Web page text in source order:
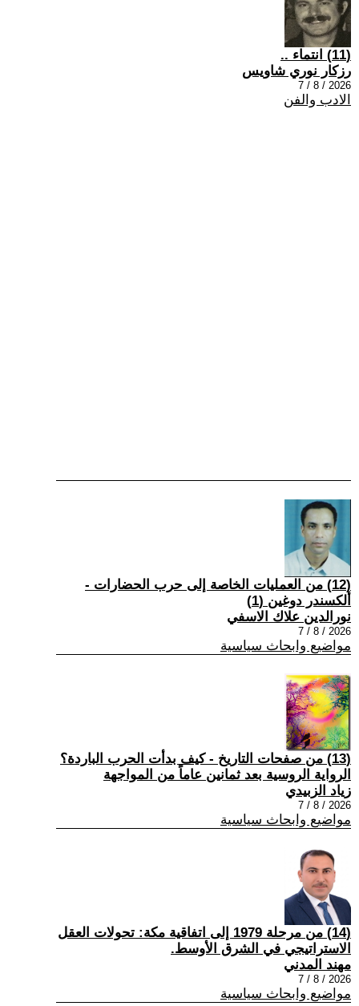
(11) انتماء ..
رزكار نوري شاويس
2026 / 8 / 7
الادب والفن
(12) من العمليات الخاصة إلى حرب الحضارات -
ألكسندر دوغين (1)
نورالدين علاك الاسفي
2026 / 8 / 7
مواضيع وابحاث سياسية
(13) من صفحات التاريخ - كيف بدأت الحرب الباردة؟
الرواية الروسية بعد ثمانين عاماً من المواجهة
زياد الزبيدي
2026 / 8 / 7
مواضيع وابحاث سياسية
(14) من مرحلة 1979 إلى اتفاقية مكة: تحولات العقل
الاستراتيجي في الشرق الأوسط.
مهند المدني
2026 / 8 / 7
مواضيع وابحاث سياسية